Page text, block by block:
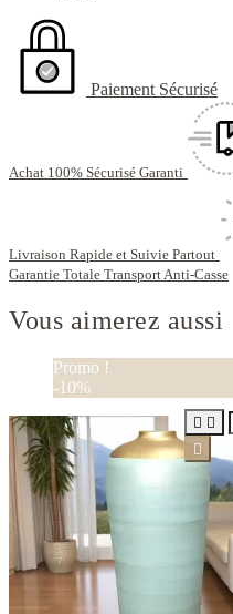
Paiement Sécurisé
Achat 100% Sécurisé Garanti
Livraison Rapide et Suivie Partout
Garantie Totale Transport Anti-Casse
Vous aimerez aussi
Promo !
-10%
 
